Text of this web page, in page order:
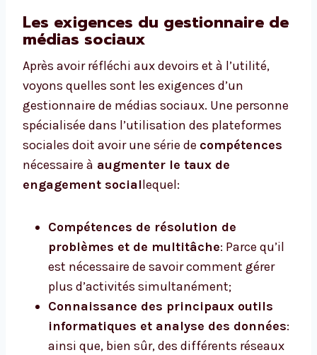
Les exigences du gestionnaire de
médias sociaux
Après avoir réfléchi aux devoirs et à l’utilité,
voyons quelles sont les exigences d’un
gestionnaire de médias sociaux. Une personne
spécialisée dans l’utilisation des plateformes
sociales doit avoir une série de compétences
nécessaire à augmenter le taux de
engagement sociallequel:
Compétences de résolution de
problèmes et de multitâche: Parce qu’il
est nécessaire de savoir comment gérer
plus d’activités simultanément;
Connaissance des principaux outils
informatiques et analyse des données:
ainsi que, bien sûr, des différents réseaux